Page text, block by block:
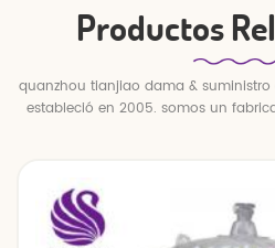
Productos
quanzhou tianjiao dama &
estableció en 2005. somos un